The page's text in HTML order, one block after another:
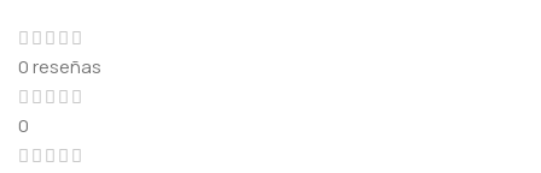
0 reseñas
0